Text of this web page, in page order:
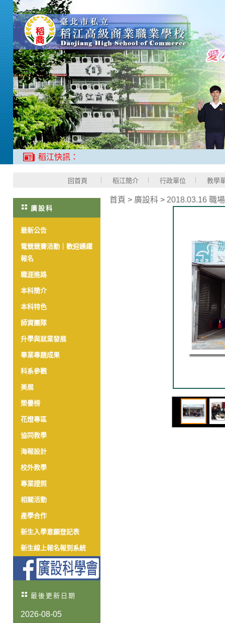
稻江快訊：
回首頁 稻江簡介 行政單位 教學
廣設科
最新公告
電競競賽活動｜歡迎踴躍
報名
職涯進路
本科簡介
本科特色
師資團隊
升學與就業發展
畢業專題成果
科系參觀
美展
榮譽榜
花燈專區
協同教學
海報設計
校外教學
專業證照
相關活動
產學合作
新生入學意願登記表
新生線上報名報到系統
最後更新日期
2026-08-05
首頁 > 廣設科 > 2018.03.16 職